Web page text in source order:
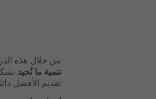
من خلال هذه
تنمية ما نُجيد
تقديم الأفضل